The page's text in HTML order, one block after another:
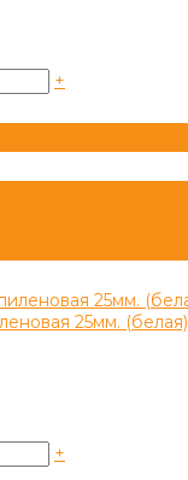
+
25мм. (белая)
+